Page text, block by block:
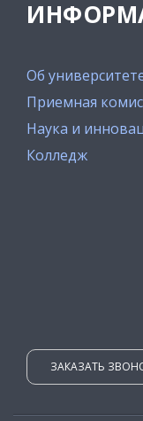
Об
Приемная
Наука и
Колледж
ЗАКАЗАТЬ